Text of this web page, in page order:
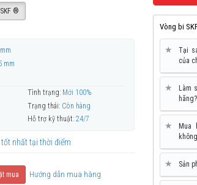
®
mm
Tình trạng: Mới 100%
Trạng thái: Còn hàng
Hỗ trợ kỹ thuật: 24/7
tốt nhất tại thời điểm
mua Hướng dẫn mua hàng
Vòng bi
★
Tại
của
★
Làm
hãng?
★
Mua
★ Sản